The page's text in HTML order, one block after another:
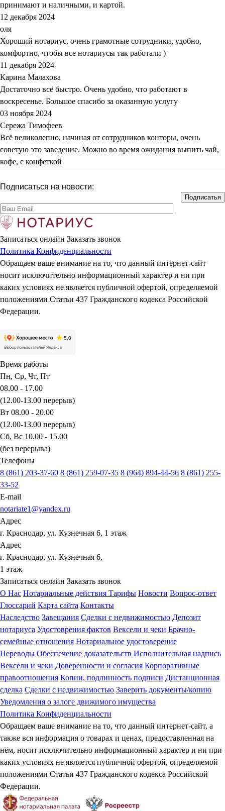
принимают и наличными, и картой.
12 декабря 2024
оля
Хороший нотариус, очень грамотные сотрудники, удобно,
комфортно, чтобы все нотариусы так работали )
11 декабря 2024
Карина Малахова
Достаточно всё быстро. Очень удобно, что работают в
воскресенье. Большое спасибо за оказанную услугу
03 ноября 2024
Сережа Тимофеев
Всё великолепно, начиная от сотрудников конторы, очень
советую это заведение. Можно во время ожидания выпить чай,
кофе, с конфеткой
Подписаться на новости:
Записаться онлайн Заказать звонок
Политика Конфиденциальности
Обращаем ваше внимание на то, что данный интернет-сайт
носит исключительно информационный характер и ни при
каких условиях не является публичной офертой, определяемой
положениями Статьи 437 Гражданского кодекса Российской
Федерации.
Время работы
Пн, Ср, Чт, Пт
08.00 - 17.00
(12.00-13.00 перерыв)
Вт 08.00 - 20.00
(12.00-13.00 перерыв)
Сб, Вс 10.00 - 15.00
(без перерыва)
Телефоны
8 (861) 203-37-60 8 (861) 259-07-35 8 (964) 894-44-56 8 (861) 255-
33-52
E-mail
notariate1@yandex.ru
Адрес
г. Краснодар, ул. Кузнечная 6, 1 этаж
Адрес
г. Краснодар, ул. Кузнечная 6,
1 этаж
Записаться онлайн Заказать звонок
О Нас Нотариальные действия Тарифы Новости Вопрос-ответ
Глоссарий Карта сайта Контакты
Наследство Завещания Сделки с недвижимостью Депозит
нотариуса Удостоврения фактов Вексели и чеки Брачно-
семейные отношения Нотариальное удостоверение
Переводы Обеспечение доказательств Исполнительная надпись
Вексели и чеки Доверенности и согласия Корпоративные
правоотношения Копии, подлинность подписи Дистанционная
сделка Сделки с недвижимостью Заверить документы/копию
Уведомления о залоге движимого имущества
Политика Конфиденциальности
Обращаем ваше внимание на то, что данный интернет-сайт, а
также вся информация о товарах и ценах, предоставленная на
нём, носит исключительно информационный характер и ни при
каких условиях не является публичной офертой, определяемой
положениями Статьи 437 Гражданского кодекса Российской
Федерации.